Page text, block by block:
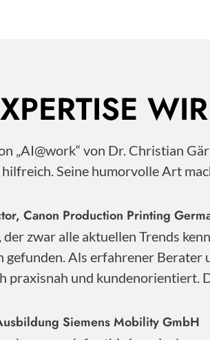
„AI@work“ von Dr. Christian
Seine humorvolle Art
Canon Production Printing
zwar alle aktuellen Trends
gefunden. Als erfahrener
praxisnah und kundenorientiert.
Siemens Mobility GmbH